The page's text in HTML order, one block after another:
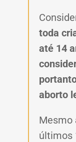
toda
até 14
aborto
Mesmo
últimos